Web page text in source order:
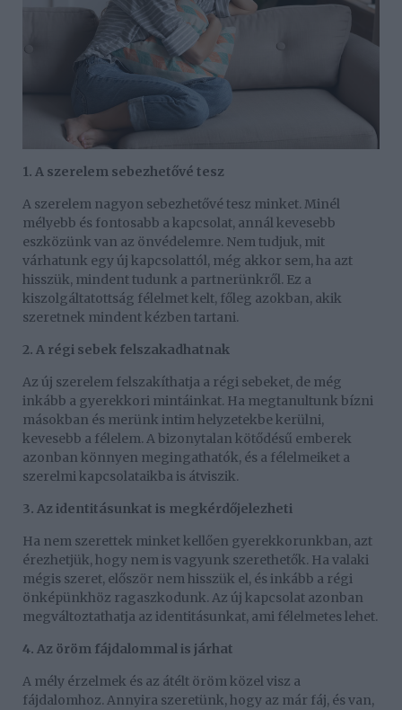
1. A szerelem sebezhetővé tesz
A szerelem nagyon sebezhetővé tesz minket. Minél
mélyebb és fontosabb a kapcsolat, annál kevesebb
eszközünk van az önvédelemre. Nem tudjuk, mit
várhatunk egy új kapcsolattól, még akkor sem, ha azt
hisszük, mindent tudunk a partnerünkről. Ez a
kiszolgáltatottság félelmet kelt, főleg azokban, akik
szeretnek mindent kézben tartani.
2. A régi sebek felszakadhatnak
Az új szerelem felszakíthatja a régi sebeket, de még
inkább a gyerekkori mintáinkat. Ha megtanultunk bízni
másokban és merünk intim helyzetekbe kerülni,
kevesebb a félelem. A bizonytalan kötődésű emberek
azonban könnyen megingathatók, és a félelmeiket a
szerelmi kapcsolataikba is átviszik.
3. Az identitásunkat is megkérdőjelezheti
Ha nem szerettek minket kellően gyerekkorunkban, azt
érezhetjük, hogy nem is vagyunk szerethetők. Ha valaki
mégis szeret, először nem hisszük el, és inkább a régi
önképünkhöz ragaszkodunk. Az új kapcsolat azonban
megváltoztathatja az identitásunkat, ami félelmetes lehet.
4. Az öröm fájdalommal is járhat
A mély érzelmek és az átélt öröm közel visz a
fájdalomhoz. Annyira szeretünk, hogy az már fáj, és van,